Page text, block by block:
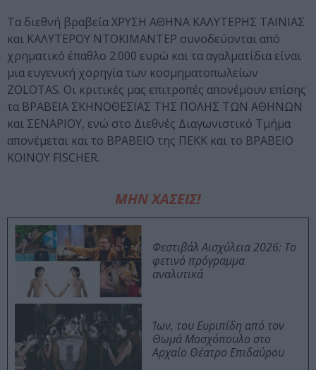
Τα διεθνή βραβεία ΧΡΥΣΗ ΑΘΗΝΑ ΚΑΛΥΤΕΡΗΣ ΤΑΙΝΙΑΣ
και ΚΑΛΥΤΕΡΟΥ ΝΤΟΚΙΜΑΝΤΕΡ συνοδεύονται από
χρηματικό έπαθλο 2.000 ευρώ και τα αγαλματίδια είναι
μια ευγενική χορηγία των κοσμηματοπωλείων
ZOLOTAS. Οι κριτικές μας επιτροπές απονέμουν επίσης
τα ΒΡΑΒΕΙΑ ΣΚΗΝΟΘΕΣΙΑΣ ΤΗΣ ΠΟΛΗΣ ΤΩΝ ΑΘΗΝΩΝ
και ΣΕΝΑΡΙΟΥ, ενώ στο Διεθνές Διαγωνιστικό Τμήμα
απονέμεται και το ΒΡΑΒΕΙΟ της ΠΕΚΚ και το ΒΡΑΒΕΙΟ
ΚΟΙΝΟΥ FISCHER.
ΜΗΝ ΧΑΣΕΙΣ!
Φεστιβάλ Αισχύλεια 2026: Το
φετινό πρόγραμμα
αναλυτικά
Ίων, του Ευριπίδη από τον
Θωμά Μοσχόπουλο στο
Αρχαίο Θέατρο Επιδαύρου